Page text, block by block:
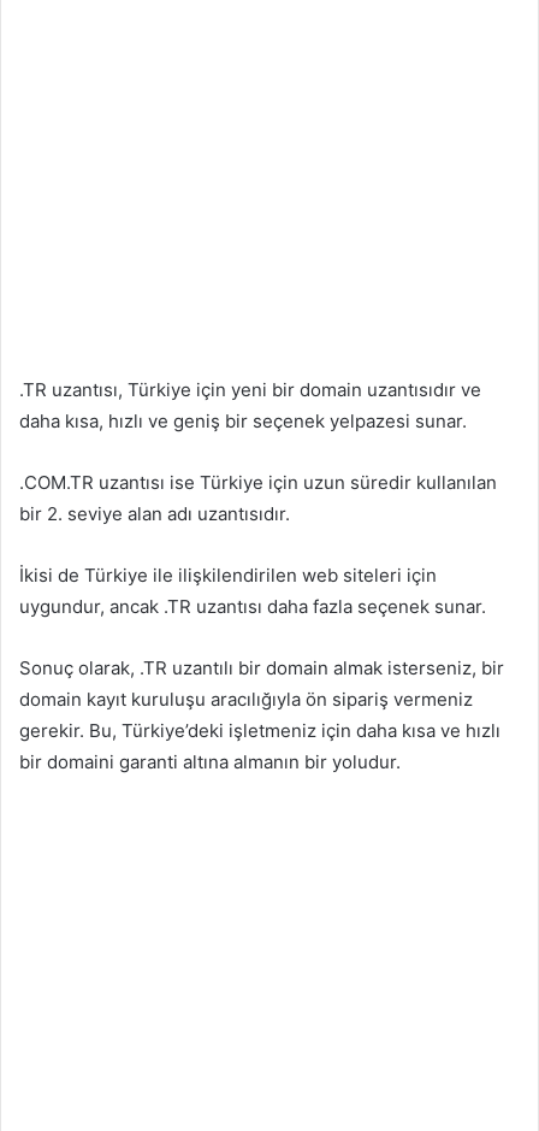
.TR uzantısı, Türkiye için yeni bir domain uzantısıdır ve
daha kısa, hızlı ve geniş bir seçenek yelpazesi sunar.
.COM.TR uzantısı ise Türkiye için uzun süredir kullanılan
bir 2. seviye alan adı uzantısıdır.
İkisi de Türkiye ile ilişkilendirilen web siteleri için
uygundur, ancak .TR uzantısı daha fazla seçenek sunar.
Sonuç olarak, .TR uzantılı bir domain almak isterseniz, bir
domain kayıt kuruluşu aracılığıyla ön sipariş vermeniz
gerekir. Bu, Türkiye’deki işletmeniz için daha kısa ve hızlı
bir domaini garanti altına almanın bir yoludur.